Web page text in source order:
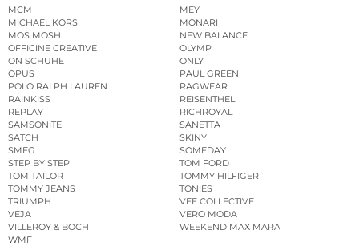
MCM
MEY
MICHAEL KORS
MONARI
MOS MOSH
NEW BALANCE
OFFICINE CREATIVE
OLYMP
ON SCHUHE
ONLY
OPUS
PAUL GREEN
POLO RALPH LAUREN
RAGWEAR
RAINKISS
REISENTHEL
REPLAY
RICHROYAL
SAMSONITE
SANETTA
SATCH
SKINY
SMEG
SOMEDAY
STEP BY STEP
TOM FORD
TOM TAILOR
TOMMY HILFIGER
TOMMY JEANS
TONIES
TRIUMPH
VEE COLLECTIVE
VEJA
VERO MODA
VILLEROY & BOCH
WEEKEND MAX MARA
WMF